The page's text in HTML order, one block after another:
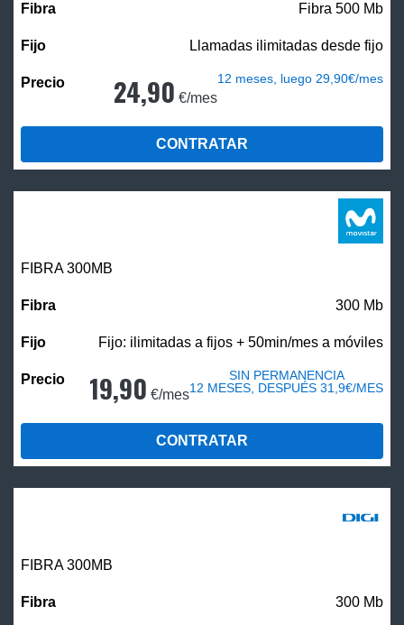
Fibra 500 Mb
Llamadas ilimitadas desde fijo
24,90 €/mes
12 meses, luego 29,90€/mes
CONTRATAR
FIBRA 300MB
300 Mb
Fijo: ilimitadas a fijos + 50min/mes a móviles
19,90 €/mes
SIN PERMANENCIA
12 MESES, DESPUÉS 31,9€/MES
CONTRATAR
FIBRA 300MB
300 Mb